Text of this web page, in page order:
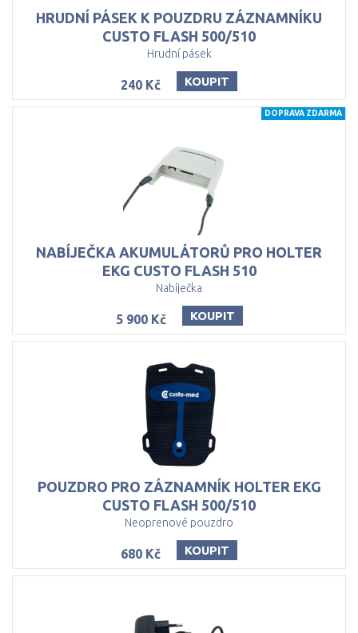
HRUDNÍ PÁSEK K POUZDRU ZÁZNAMNÍKU
CUSTO FLASH 500/510
Hrudní pásek
240 Kč KOUPIT
NABÍJEČKA AKUMULÁTORŮ PRO HOLTER
EKG CUSTO FLASH 510
Nabíječka
5 900 Kč KOUPIT
DOPRAVA ZDARMA
POUZDRO PRO ZÁZNAMNÍK HOLTER EKG
CUSTO FLASH 500/510
Neoprenové pouzdro
680 Kč KOUPIT